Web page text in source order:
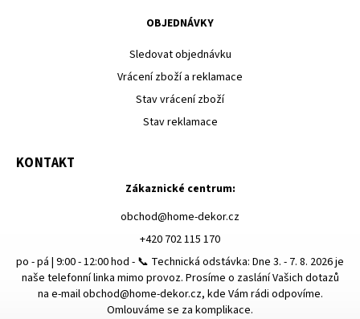
OBJEDNÁVKY
Sledovat objednávku
Vrácení zboží a reklamace
Stav vrácení zboží
Stav reklamace
KONTAKT
Zákaznické centrum:
obchod@home-dekor.cz
+420 702 115 170
po - pá | 9:00 - 12:00 hod - 📞 Technická odstávka: Dne 3. - 7. 8. 2026 je
naše telefonní linka mimo provoz. Prosíme o zaslání Vašich dotazů
na e-mail obchod@home-dekor.cz, kde Vám rádi odpovíme.
Omlouváme se za komplikace.